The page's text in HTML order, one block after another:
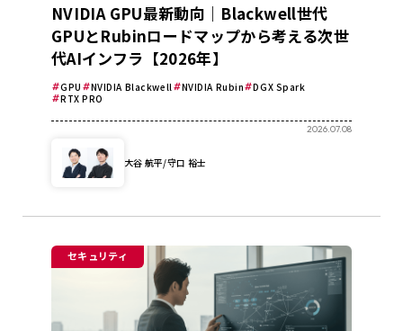
NVIDIA GPU最新動向｜Blackwell世代
GPUとRubinロードマップから考える次世
代AIインフラ【2026年】
GPU NVIDIA Blackwell NVIDIA Rubin
DGX Spark
RTX PRO
2026.07.08
大谷 航平/守口 裕士
セキュリティ